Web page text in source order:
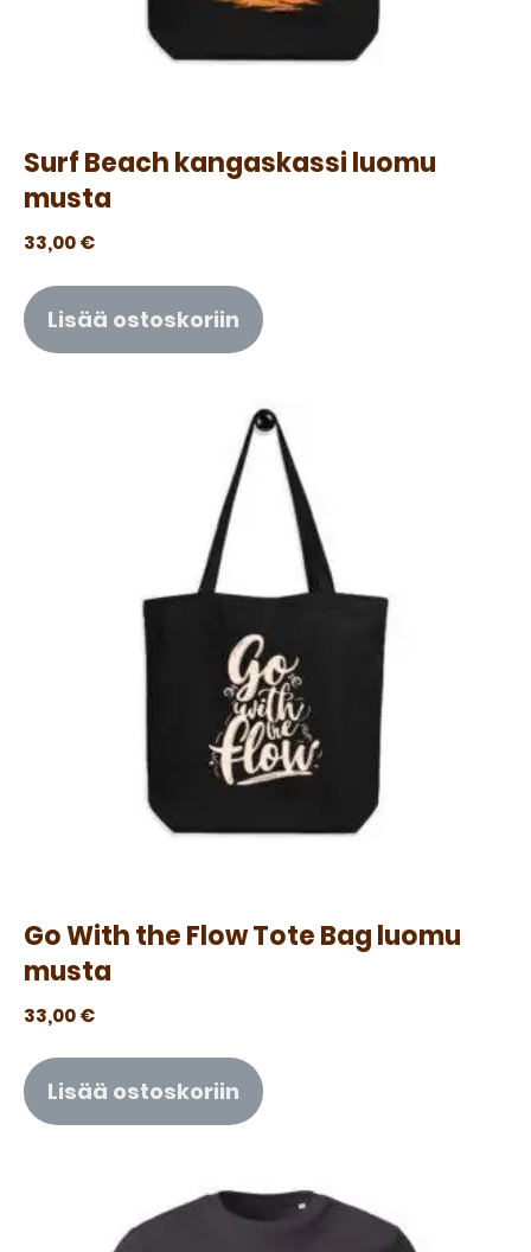
Surf Beach kangaskassi luomu
musta
33,00€
Lisää ostoskoriin
Go With the Flow Tote Bag luomu
musta
33,00€
Lisää ostoskoriin